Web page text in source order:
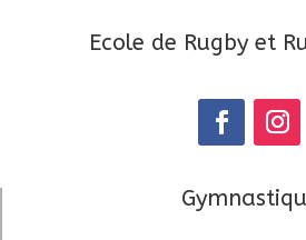
Ecole de Rugby et